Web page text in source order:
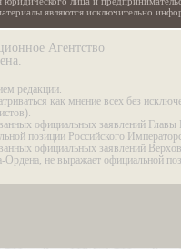
являются исключительно
Агентство
редакции.
как мнение всех без
официальных заявлений Главы
позиции Российского
официальных заявлений
Ордена, не выражает официальной